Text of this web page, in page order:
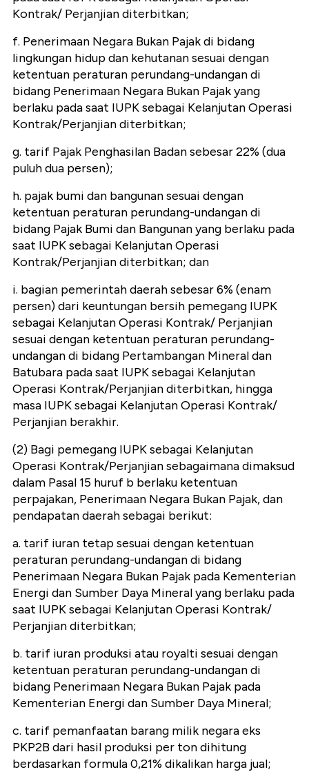
Kontrak/ Perjanjian diterbitkan;
f. Penerimaan Negara Bukan Pajak di bidang
lingkungan hidup dan kehutanan sesuai dengan
ketentuan peraturan perundang-undangan di
bidang Penerimaan Negara Bukan Pajak yang
berlaku pada saat IUPK sebagai Kelanjutan Operasi
Kontrak/Perjanjian diterbitkan;
g. tarif Pajak Penghasilan Badan sebesar 22% (dua
puluh dua persen);
h. pajak bumi dan bangunan sesuai dengan
ketentuan peraturan perundang-undangan di
bidang Pajak Bumi dan Bangunan yang berlaku pada
saat IUPK sebagai Kelanjutan Operasi
Kontrak/Perjanjian diterbitkan; dan
i. bagian pemerintah daerah sebesar 6% (enam
persen) dari keuntungan bersih pemegang IUPK
sebagai Kelanjutan Operasi Kontrak/ Perjanjian
sesuai dengan ketentuan peraturan perundang-
undangan di bidang Pertambangan Mineral dan
Batubara pada saat IUPK sebagai Kelanjutan
Operasi Kontrak/Perjanjian diterbitkan, hingga
masa IUPK sebagai Kelanjutan Operasi Kontrak/
Perjanjian berakhir.
(2) Bagi pemegang IUPK sebagai Kelanjutan
Operasi Kontrak/Perjanjian sebagaimana dimaksud
dalam Pasal 15 huruf b berlaku ketentuan
perpajakan, Penerimaan Negara Bukan Pajak, dan
pendapatan daerah sebagai berikut:
a. tarif iuran tetap sesuai dengan ketentuan
peraturan perundang-undangan di bidang
Penerimaan Negara Bukan Pajak pada Kementerian
Energi dan Sumber Daya Mineral yang berlaku pada
saat IUPK sebagai Kelanjutan Operasi Kontrak/
Perjanjian diterbitkan;
b. tarif iuran produksi atau royalti sesuai dengan
ketentuan peraturan perundang-undangan di
bidang Penerimaan Negara Bukan Pajak pada
Kementerian Energi dan Sumber Daya Mineral;
c. tarif pemanfaatan barang milik negara eks
PKP2B dari hasil produksi per ton dihitung
berdasarkan formula 0,21% dikalikan harga jual;